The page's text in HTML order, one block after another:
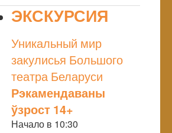
ЭКСКУРСИЯ
Уникальный мир
закулисья Большого
театра Беларуси
Рэкамендаваны
ўзрост 14+
Начало в 10:30